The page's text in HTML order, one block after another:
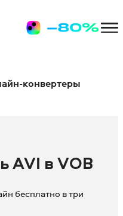
конвертеры
AVI в VOB
бесплатно в три